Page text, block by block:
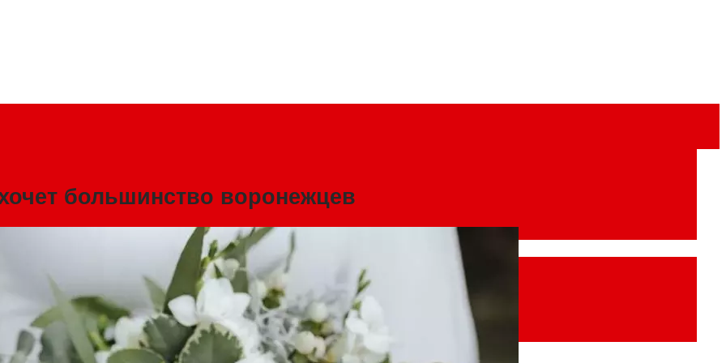
большинство воронежцев